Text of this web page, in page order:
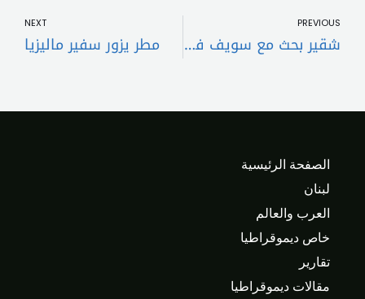
PREVIOUS
شقير بحث مع سويف في التعاون المشترك وتأكيد على ضرورة التكاتف وانتخاب رئيس للجمهورية
NEXT
مطر يزور سفير ماليزيا
الصفحة الرئيسية
لبنان
العرب والعالم
خاص ديموقراطيا
تقارير
مقالات ديموقراطيا